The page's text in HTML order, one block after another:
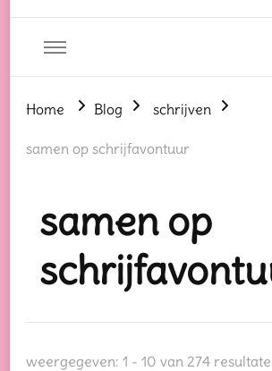
Home Blog schrijven
samen op schrijfavontuur
samen op
weergegeven: 1 - 10 van 274